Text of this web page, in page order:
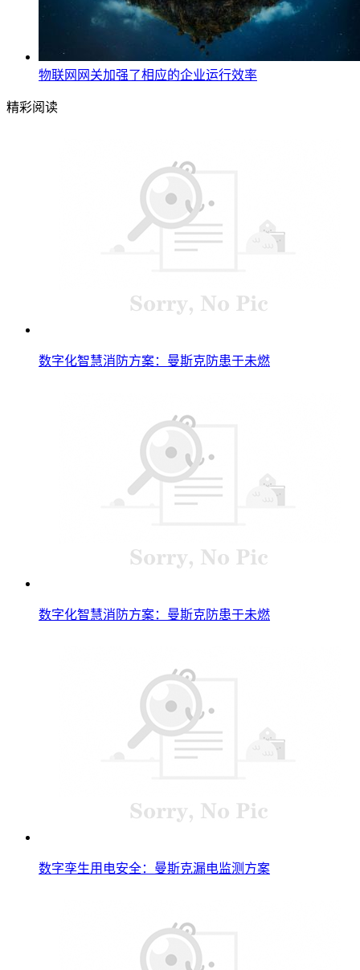
物联网网关加强了相应的企业运行效率
精彩阅读
数字化智慧消防方案：曼斯克防患于未燃
数字化智慧消防方案：曼斯克防患于未燃
数字孪生用电安全：曼斯克漏电监测方案